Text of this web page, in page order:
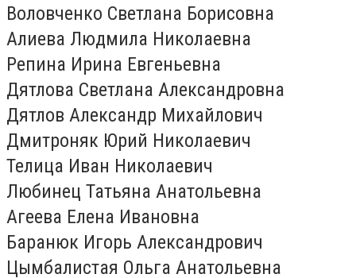
Воловченко Светлана Борисовна
Алиева Людмила Николаевна
Репина Ирина Евгеньевна
Дятлова Светлана Александровна
Дятлов Александр Михайлович
Дмитроняк Юрий Николаевич
Телица Иван Николаевич
Любинец Татьяна Анатольевна
Агеева Елена Ивановна
Баранюк Игорь Александрович
Цымбалистая Ольга Анатольевна